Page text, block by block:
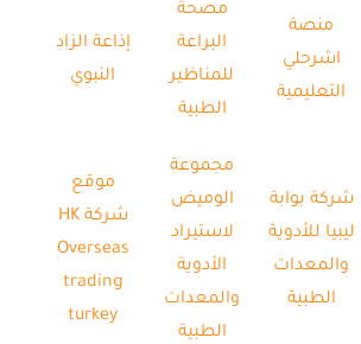
منصة
اشرحلي
التعليمية
مصحة
البراعة
للمناظير
الطبية
إذاعة الزاد
النبوي
شركة بوابة
ليبيا للأدوية
والمعدات
الطبية
مجموعة
الوميض
لاستيراد
الأدوية
والمعدات
الطبية
موقع
شركة HK
Overseas
trading
turkey